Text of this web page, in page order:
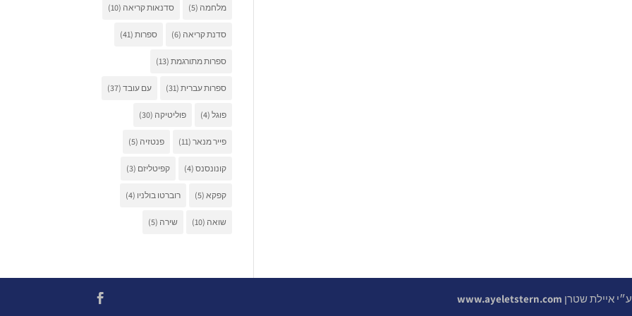
מלחמה (5) סדנאות קריאה (10)
סדנת קריאה (6) ספרות (41)
ספרות מתורגמת (13)
ספרות עברית (31) עם עובד (37)
פוגל (4) פוליטיקה (30)
פייר מנאר (11) פנטזיה (5)
קונונסנס (4) קפיטליזם (3)
קפקא (5) רוברטו בולניו (4)
שואה (10) שירה (5)
איילת שטרן www.ayeletstern.com